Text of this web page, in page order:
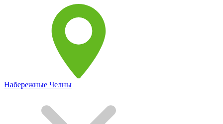
Набережные Челны